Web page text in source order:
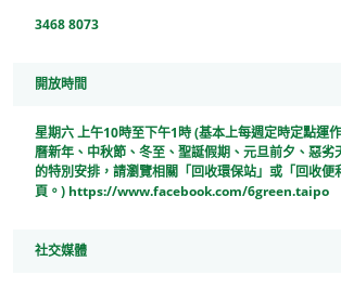
3468 8073
開放時間
星期六 上午10時至下午1時 (基本上每週定時定點運
曆新年、中秋節、冬至、聖誕假期、元旦前夕、惡劣
的特別安排，請瀏覽相關「回收環保站」或「回收便
頁。) https://www.facebook.com/6green.taipo
社交媒體